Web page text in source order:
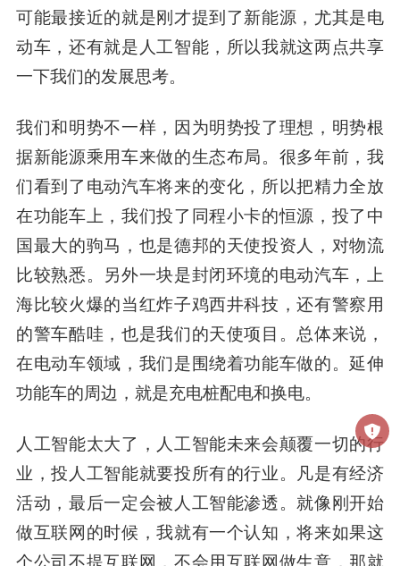
可能最接近的就是刚才提到了新能源，尤其是电
动车，还有就是人工智能，所以我就这两点共享
一下我们的发展思考。
我们和明势不一样，因为明势投了理想，明势根
据新能源乘用车来做的生态布局。很多年前，我
们看到了电动汽车将来的变化，所以把精力全放
在功能车上，我们投了同程小卡的恒源，投了中
国最大的驹马，也是德邦的天使投资人，对物流
比较熟悉。另外一块是封闭环境的电动汽车，上
海比较火爆的当红炸子鸡西井科技，还有警察用
的警车酷哇，也是我们的天使项目。总体来说，
在电动车领域，我们是围绕着功能车做的。延伸
功能车的周边，就是充电桩配电和换电。
人工智能太大了，人工智能未来会颠覆一切的行
业，投人工智能就要投所有的行业。
凡是有经济
活动，最后一定会被人工智能渗透。就像刚开始
做互联网的时候，我就有一个认知，将来如果这
个公司不提互联网，不会用互联网做生意，那就